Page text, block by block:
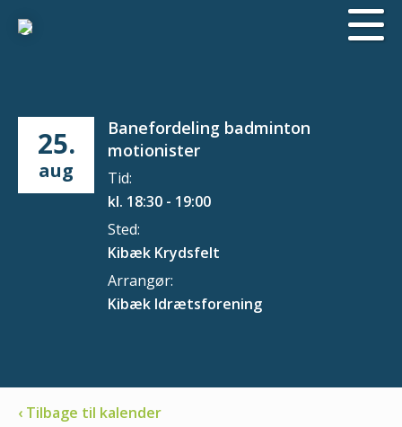
25.
aug
Banefordeling badminton
motionister
Tid:
kl. 18:30 - 19:00
Sted:
Kibæk Krydsfelt
Arrangør:
Kibæk Idrætsforening
‹ Tilbage til kalender